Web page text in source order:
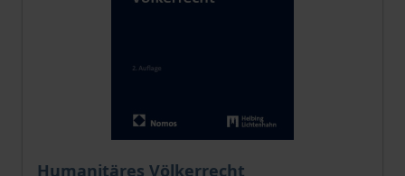
Humanitäres Völkerrecht
Der Preis dieses Titels richtet sich nach der